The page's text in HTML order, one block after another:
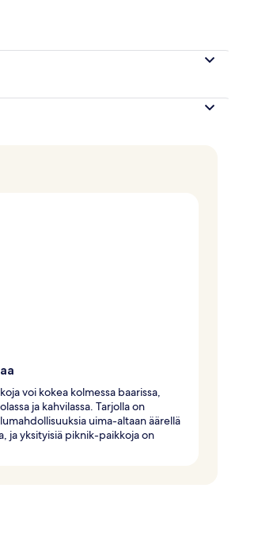
voi kokea kolmessa baarissa,
ja kahvilassa. Tarjolla on
uima-altaan äärellä
ja yksityisiä piknik-paikkoja on